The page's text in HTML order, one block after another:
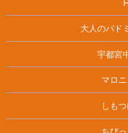
大人のバド
宇都宮
マロ
しも